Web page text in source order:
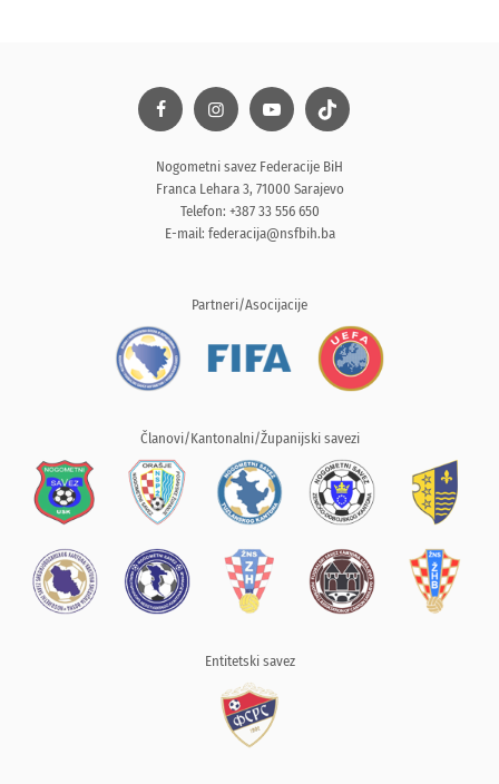
Nogometni savez Federacije BiH
Franca Lehara 3, 71000 Sarajevo
Telefon: +387 33 556 650
E-mail: federacija@nsfbih.ba
Partneri/Asocijacije
Članovi/Kantonalni/Županijski savezi
Entitetski savez